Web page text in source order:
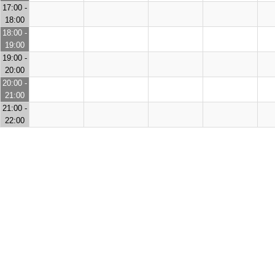
17:00 -
18:00
18:00 -
19:00
19:00 -
20:00
20:00 -
21:00
21:00 -
22:00